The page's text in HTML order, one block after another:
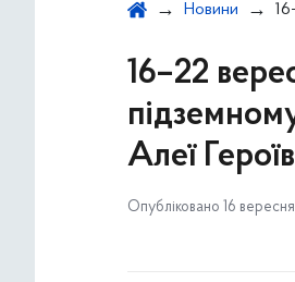
Новини 16–22
16–22
Алеї
Опубліковано 16